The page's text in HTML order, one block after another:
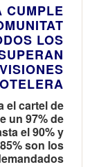
CUMPLE
LOS
el cartel de
un 97% de
el 90% y
son los